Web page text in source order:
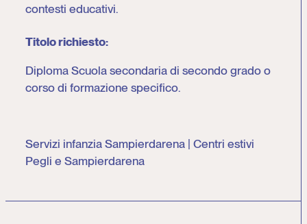
contesti educativi.
Titolo richiesto:
Diploma Scuola secondaria di secondo grado o
corso di formazione specifico.
Servizi infanzia Sampierdarena | Centri estivi
Pegli e Sampierdarena